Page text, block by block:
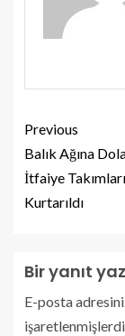
Previous
Balık Ağına
İtfaiye
Kurtarıldı
Bir yanıt
E-posta